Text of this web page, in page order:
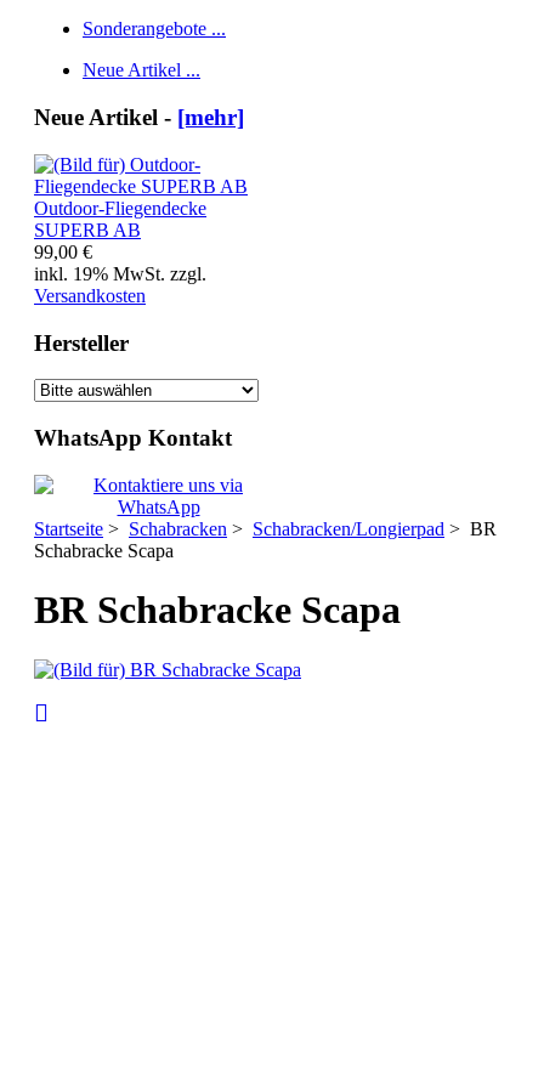
Sonderangebote ...
Neue Artikel ...
Neue Artikel - [mehr]
Outdoor-Fliegendecke
SUPERB AB
99,00 €
inkl. 19% MwSt. zzgl.
Versandkosten
Hersteller
WhatsApp Kontakt
Startseite > Schabracken > Schabracken/Longierpad > BR
Schabracke Scapa
BR Schabracke Scapa